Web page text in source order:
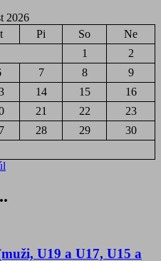
2026
Pi So
Ne
1
2
7 8
9
14 15
16
21 22
23
28 29
30
U19 a U17, U15 a